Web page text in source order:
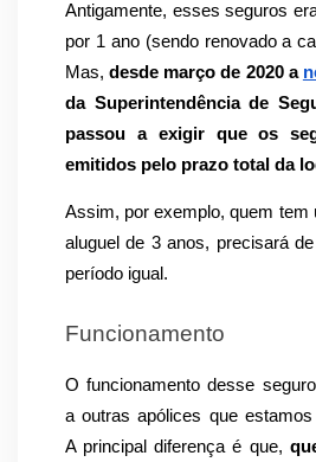
Antigamente, esses seguros
por 1 ano (sendo renovado a
Mas, desde março de 2020 a
da Superintendência de
passou a exigir que os
emitidos pelo prazo total da
Assim, por exemplo, quem tem
aluguel de 3 anos, precisará
período igual.
Funcionamento
O funcionamento desse
a outras apólices que
A principal diferença é que,